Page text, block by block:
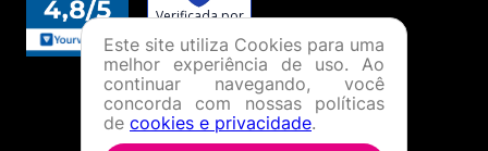
Este site utiliza Cookies para uma
melhor experiência de uso. Ao
continuar navegando, você
concorda com nossas políticas
de cookies e privacidade.